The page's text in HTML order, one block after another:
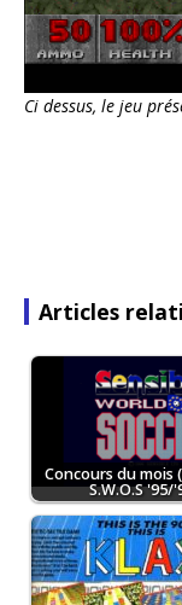
Ci dessus, le jeu
Articles
Concours du mois
S.W.O.S '95/